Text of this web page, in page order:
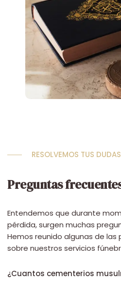
RESOLVEMOS TUS DUDAS
Preguntas
Entendemos que durante
pérdida, surgen muchas
Hemos reunido algunas de
sobre nuestros servicios
¿Cuantos cementerios